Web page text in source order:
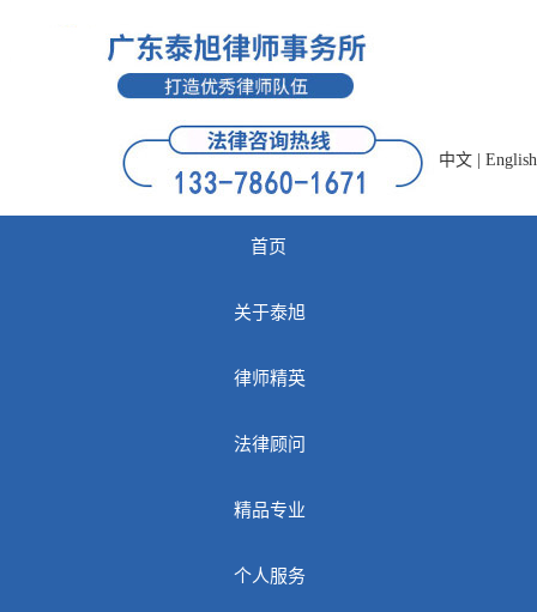
中文 English
首页
关于泰旭
律师精英
法律顾问
精品专业
个人服务